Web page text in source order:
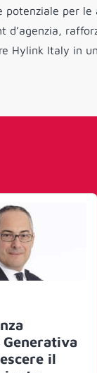
per le
Hylink Italy in
il